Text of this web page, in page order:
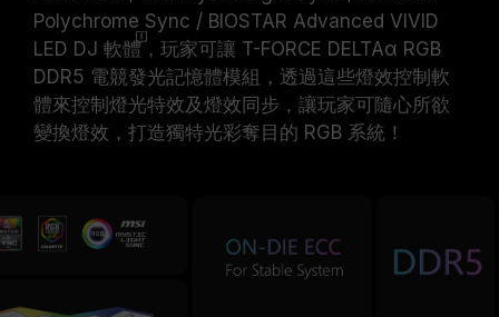
Polychrome Sync / BIOSTAR Advanced VIVID
LED DJ 軟體，玩家可讓 T-FORCE DELTAα RGB
DDR5 電競發光記憶體模組，透過這些燈效控制軟
體來控制燈光特效及燈效同步，讓玩家可隨心所欲
變換燈效，打造獨特光彩奪目的 RGB 系統！